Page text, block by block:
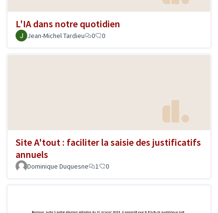
L'IA dans notre quotidien
Jean-Michel Tardieu 0 0
Site A'tout : faciliter la saisie des justificatifs
annuels
Dominique Duquesne 1 0